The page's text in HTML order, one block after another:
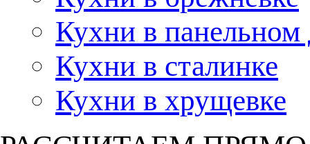
Кухни в панельном
Кухни в сталинке
Кухни в хрущевке